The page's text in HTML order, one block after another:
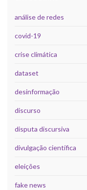
análise de redes
covid-19
crise climática
dataset
desinformação
discurso
disputa discursiva
divulgação científica
eleições
fake news